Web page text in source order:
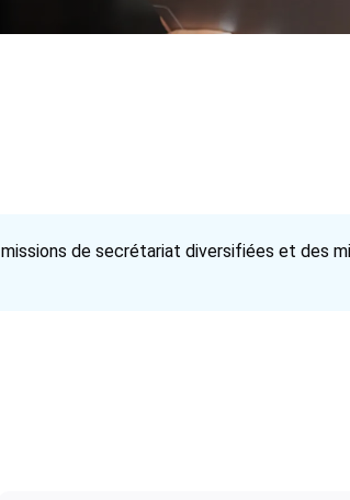
de secrétariat diversifiées et des